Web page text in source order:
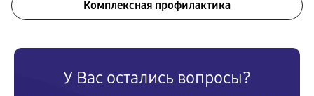
Комплексная профилактика
У Вас остались вопросы?